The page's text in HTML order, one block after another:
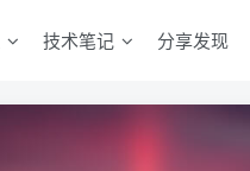
技术笔记 分享发现